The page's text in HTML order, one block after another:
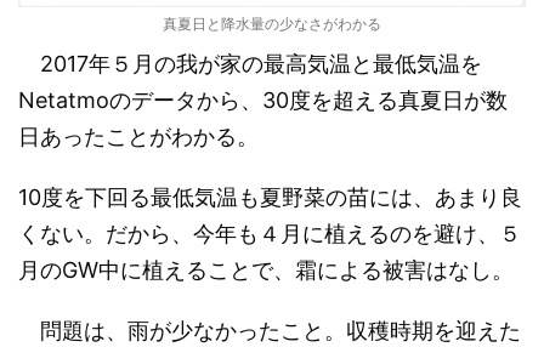
真夏日と降水量の少なさがわかる
2017年５月の我が家の最高気温と最低気温を
Netatmoのデータから、30度を超える真夏日が数
日あったことがわかる。
10度を下回る最低気温も夏野菜の苗には、あまり良
くない。だから、今年も４月に植えるのを避け、５
月のGW中に植えることで、霜による被害はなし。
問題は、雨が少なかったこと。収穫時期を迎えた